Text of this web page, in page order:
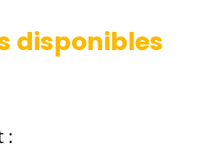
disponibles
: